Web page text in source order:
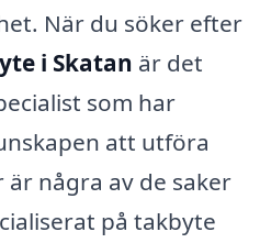
När du söker efter
i Skatan är det
som har
att utföra
några av de saker
på takbyte